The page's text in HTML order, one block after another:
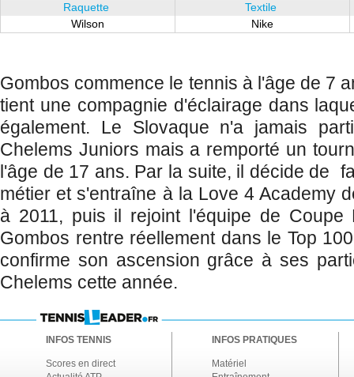
Raquette
Wilson
Textile
Nike
Gombos commence le tennis à l'âge de 7
tient une compagnie d'éclairage dans
également. Le Slovaque n'a jamais
Chelems Juniors mais a remporté un
l'âge de 17 ans. Par la suite, il décide de
métier et s'entraîne à la Love 4 Academy
à 2011, puis il rejoint l'équipe de Coupe
Gombos rentre réellement dans le Top
confirme son ascension grâce à ses
Chelems cette année.
INFOS TENNIS
Scores en direct
INFOS PRATIQUES
Matériel